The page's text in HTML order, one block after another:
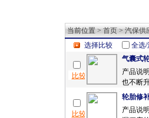
当前位置 > 首页 > 汽保供
选择比较
全选/
气囊式
产品说
也不断
轮胎修
产品说